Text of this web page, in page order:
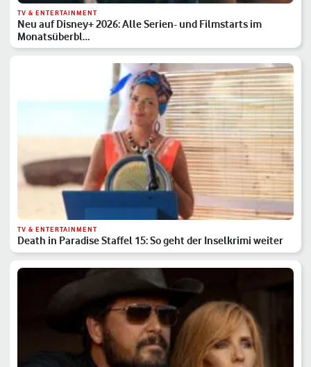
TV & ENTERTAINMENT
Neu auf Disney+ 2026: Alle Serien- und Filmstarts im
Monatsüberbl…
TV & ENTERTAINMENT
Death in Paradise Staffel 15: So geht der Inselkrimi weiter